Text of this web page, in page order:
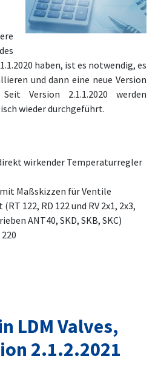
haben, ist es notwendig, es
und dann eine neue Version
Version 2.1.1.2020 werden
wieder durchgeführt.
wirkender Temperaturregler
Maßskizzen für Ventile
122, RD 122 und RV 2x1, 2x3,
ANT40, SKD, SKB, SKC)
LDM Valves,
2.1.2.2021